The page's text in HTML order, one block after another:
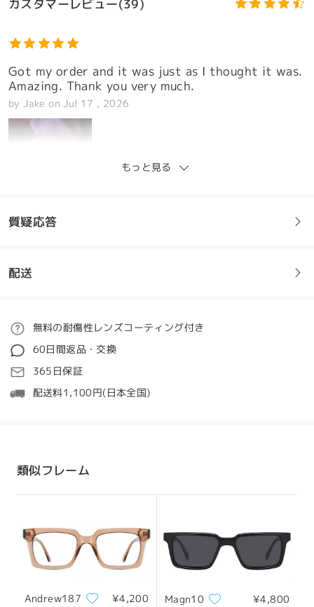
カスタマーレビュー(39)
Got my order and it was just as I thought it was.
Amazing. Thank you very much.
by Jake on Jul 17 , 2026
by Manuel J. Pestaña on Jul 16 , 2026
もっと見る
質疑応答
フレームについてご質問がある場合は、以下からお問い合わせく
質問する
配送
ご注文
処理時間
5-7営業日
詳細
配送時間
配送
無料の耐傷性レンズコーティング付き
60日間返品・交換
365日保証
配送料1,100円(日本全国)
類似フレーム
Andrew187 ¥4,200 Magn10 ¥4,800